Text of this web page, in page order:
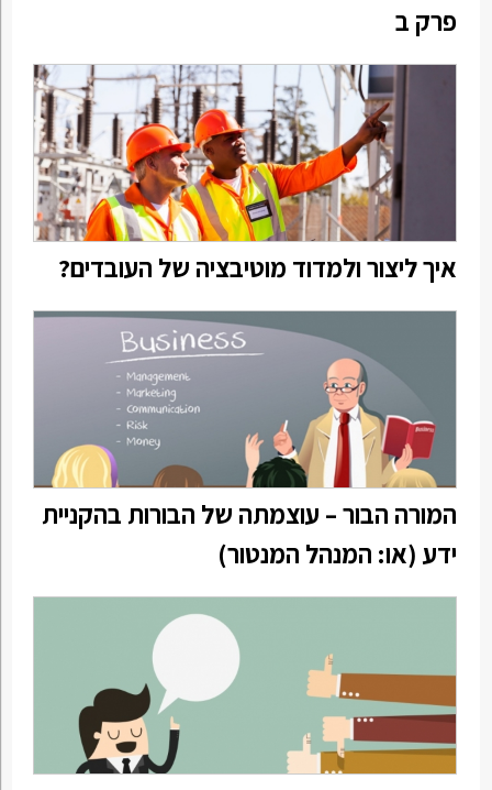
פרק ב
איך ליצור ולמדוד מוטיבציה של העובדים?
המורה הבור – עוצמתה של הבורות בהקניית
ידע (או: המנהל המנטור)